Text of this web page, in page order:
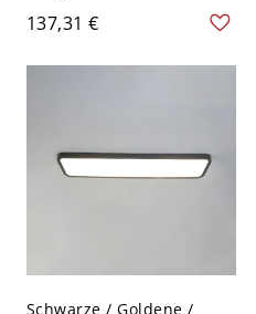
Deckenleuchte, Mid-
Century Modern
Deckenleuchte - 59,69 cm
137,31 €
Schwarze / Goldene /